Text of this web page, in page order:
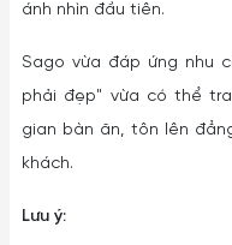
ánh nhìn đầu tiên.
Sago vừa đáp ứng nhu
phải đẹp" vừa có thể
gian bàn ăn, tôn lên
khách.
Lưu ý: